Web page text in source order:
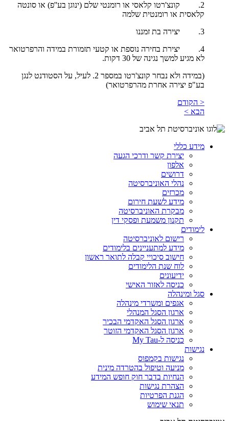
2. קונצ'רטו קלאסי או רומנטי שלם (ינוגן בע''פ) או סונטה
קלאסית או רומנטית שלמה
3. יצירה בת זמננו
4. יצירת בחירה נוספת או קטעי תזמורת במידה והרפרטואר
לא מגיע למשך נגינה של 30 דקות.
(במידה ולא נבחר קונצ'רטו במספר 2. לעיל, על הסטודנט לנגן
בע"פ יצירה אחרת מהרפרטואר)
< הקודם
הבא >
מידע כללי
יצירת קשר ודרכי הגעה
אלפון
דרושים
נהלי האוניברסיטה
מכרזים
מידע לשעת חירום
מבקרת האוניברסיטה
תקנון משמעת ופסקי דין
לימודים
רישום לאוניברסיטה
מידע למתעניינים בלימודים
חישוב סיכויי קבלה לתואר ראשון
לוח שנת הלימודים
ידיעונים
כניסה לאזור האישי
סגל ומינהלה
אגפים ומשרדי מינהלה
ארגון הסגל המנהלי
ארגון הסגל האקדמי הבכיר
ארגון הסגל האקדמי הזוטר
כניסה ל-My Tau
נגישות
נגישות בקמפוס
מניעה וטיפול בהטרדה מינית
הנחיות בדבר חוק חופש המידע
הצהרת נגישות
הגנת הפרטיות
תנאי שימוש